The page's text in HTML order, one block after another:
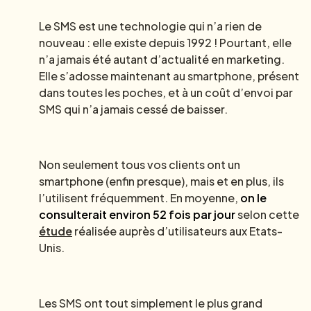
Le SMS est une technologie qui n’a rien de
nouveau : elle existe depuis 1992 ! Pourtant, elle
n’a jamais été autant d’actualité en marketing.
Elle s’adosse maintenant au smartphone, présent
dans toutes les poches, et à un coût d’envoi par
SMS qui n’a jamais cessé de baisser.
Non seulement tous vos clients ont un
smartphone (enfin presque), mais et en plus, ils
l’utilisent fréquemment. En moyenne, on le
consulterait environ 52 fois par jourselon cette
étuderéalisée auprès d’utilisateurs aux Etats-
Unis.
Les SMS ont tout simplement le plus grand